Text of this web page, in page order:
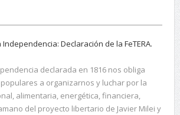
Declaración de la FeTERA.
declarada en 1816 nos obliga
a organizarnos y luchar por la
alimentaria, energética, financiera,
del proyecto libertario de Javier Milei y